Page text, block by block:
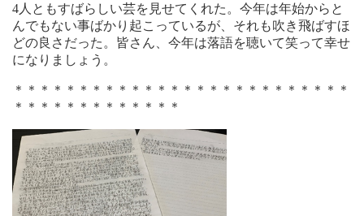
4人ともすばらしい芸を見せてくれた。今年は年始からと
んでもない事ばかり起こっているが、それも吹き飛ばすほ
どの良さだった。皆さん、今年は落語を聴いて笑って幸せ
になりましょう。
＊＊＊＊＊＊＊＊＊＊＊＊＊＊＊＊＊＊＊＊＊＊＊＊＊＊
＊＊＊＊＊＊＊＊＊＊＊＊＊